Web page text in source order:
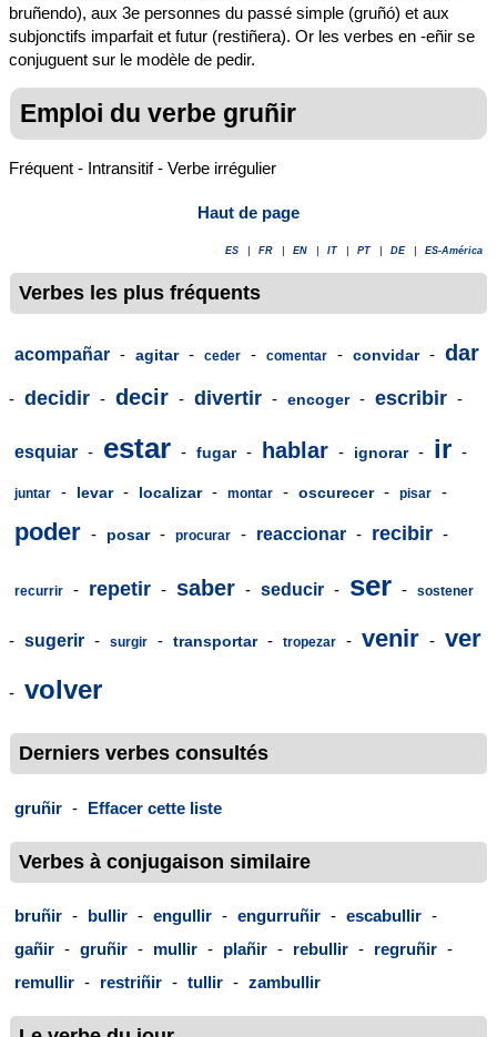
bruñendo), aux 3e personnes du passé simple (gruñó) et aux
subjonctifs imparfait et futur (restiñera). Or les verbes en -eñir se
conjuguent sur le modèle de pedir.
Emploi du verbe gruñir
Fréquent - Intransitif - Verbe irrégulier
Haut de page
ES FR EN IT PT DE ES-América
Verbes les plus fréquents
acompañar - agitar - ceder - comentar - convidar - dar
- decidir - decir - divertir - encoger - escribir -
esquiar - estar - fugar - hablar - ignorar - ir -
juntar - levar - localizar - montar - oscurecer - pisar -
poder - posar - procurar - reaccionar - recibir -
recurrir - repetir - saber - seducir - ser - sostener
- sugerir - surgir - transportar - tropezar - venir - ver
- volver
Derniers verbes consultés
gruñir - Effacer cette liste
Verbes à conjugaison similaire
bruñir - bullir - engullir - engurruñir - escabullir -
gañir - gruñir - mullir - plañir - rebullir - regruñir -
remullir - restriñir - tullir - zambullir